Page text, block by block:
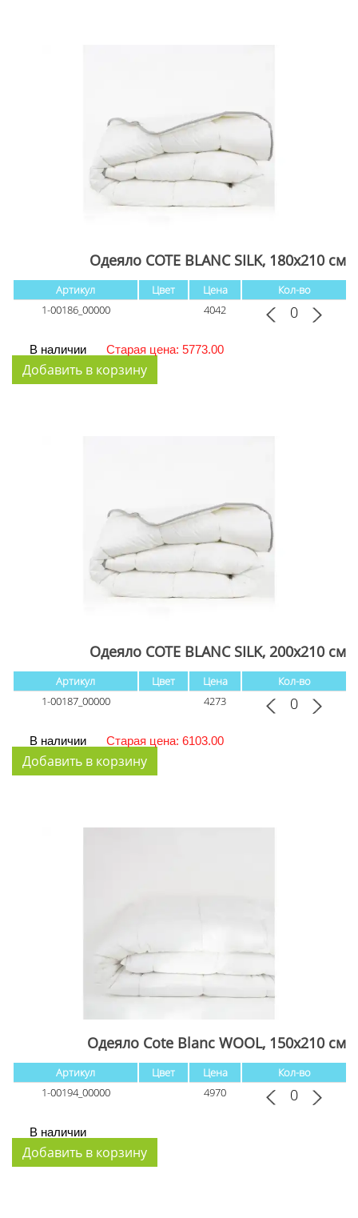
Одеяло COTE BLANC SILK, 180x210 см
Артикул Цвет Цена
Кол-во
1-00186_00000
4042
В наличии Старая цена: 5773.00
Одеяло COTE BLANC SILK, 200x210 см
Артикул Цвет Цена
Кол-во
1-00187_00000
4273
В наличии Старая цена: 6103.00
Одеяло Cote Blanc WOOL, 150x210 см
Артикул Цвет Цена
Кол-во
1-00194_00000
4970
В наличии